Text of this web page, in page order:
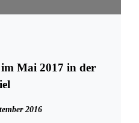
Mai 2017 in der
2016